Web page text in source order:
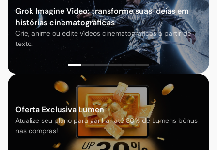
Grok Imagine Video: transforme suas ideias em
histórias cinematográficas
Crie, anime ou edite vídeos cinematográficos a partir de
texto.
Oferta Exclusiva Lumen
Atualize seu plano para ganhar até 30% de Lumens bônus
nas compras!